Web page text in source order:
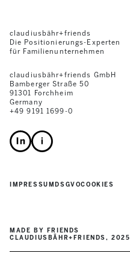
claudiusbähr+friends
Die Positionierungs-Experten
für Familienunternehmen
claudiusbähr+friends GmbH
Bamberger Straße 50
91301 Forchheim
Germany
+49 9191 1699-0
IMPRESSUM DSGVOCOOKIES
MADE BY FRIENDS
CLAUDIUSBÄHR+FRIENDS, 2025